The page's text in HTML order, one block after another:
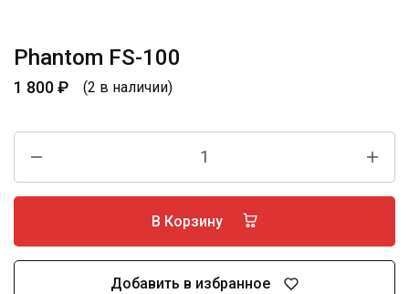
Phantom FS-100
1 800₽ (2 в наличии)
В Корзину
Добавить в избранное